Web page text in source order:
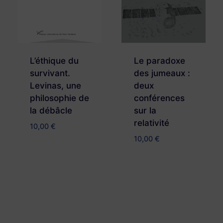
L’éthique du
survivant.
Levinas, une
philosophie de
la débâcle
10,00 €
Le paradoxe
des jumeaux :
deux
conférences
sur la
relativité
10,00 €